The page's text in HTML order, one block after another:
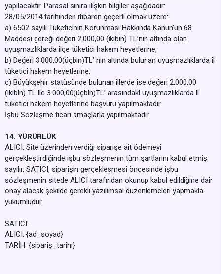
yapılacaktır. Parasal sınıra ilişkin bilgiler aşağıdadır:
28/05/2014 tarihinden itibaren geçerli olmak üzere:
a) 6502 sayılı Tüketicinin Korunması Hakkında Kanun’un 68.
Maddesi gereği değeri 2.000,00 (ikibin) TL’nin altında olan
uyuşmazlıklarda ilçe tüketici hakem heyetlerine,
b) Değeri 3.000,00(üçbin)TL’ nin altında bulunan uyuşmazlıklarda il
tüketici hakem heyetlerine,
c) Büyükşehir statüsünde bulunan illerde ise değeri 2.000,00
(ikibin) TL ile 3.000,00(üçbin)TL’ arasındaki uyuşmazlıklarda il
tüketici hakem heyetlerine başvuru yapılmaktadır.
İşbu Sözleşme ticari amaçlarla yapılmaktadır.
14. YÜRÜRLÜK
ALICI, Site üzerinden verdiği siparişe ait ödemeyi
gerçekleştirdiğinde işbu sözleşmenin tüm şartlarını kabul etmiş
sayılır. SATICI, siparişin gerçekleşmesi öncesinde işbu
sözleşmenin sitede ALICI tarafından okunup kabul edildiğine dair
onay alacak şekilde gerekli yazılımsal düzenlemeleri yapmakla
yükümlüdür.
SATICI:
ALICI: {ad_soyad}
TARİH: {sipariş_tarihi}